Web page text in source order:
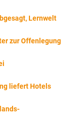
Lernwelt
zur Offenlegung
liefert Hotels